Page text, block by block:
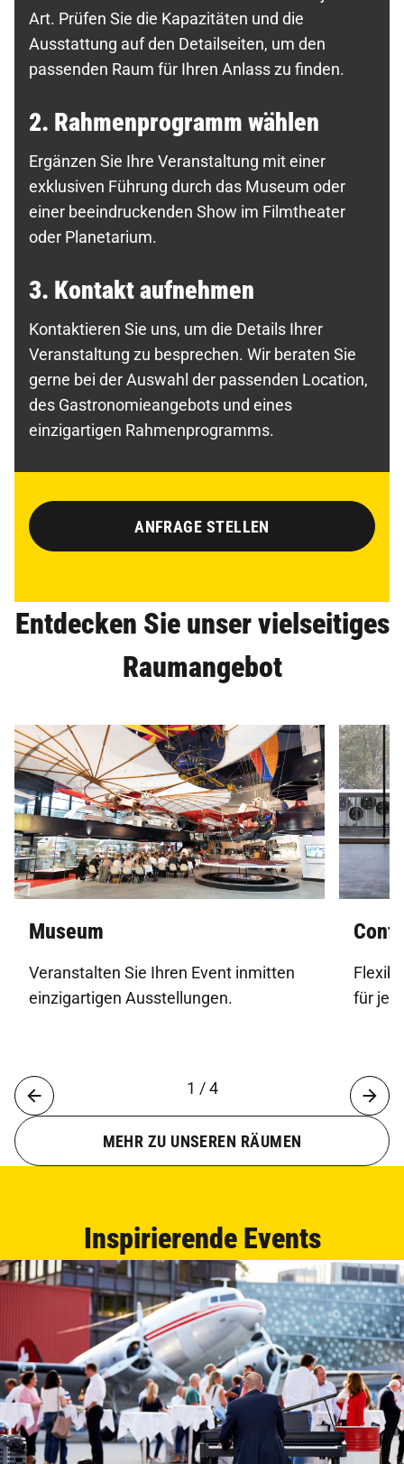
ANFRAGE STELLEN
Art. Prüfen Sie die Kapazitäten und die
Ausstattung auf den Detailseiten, um den
passenden Raum für Ihren Anlass zu finden.
2. Rahmenprogramm wählen
Ergänzen Sie Ihre Veranstaltung mit einer
exklusiven Führung durch das Museum oder
einer beeindruckenden Show im Filmtheater
oder Planetarium.
3. Kontakt aufnehmen
Kontaktieren Sie uns, um die Details Ihrer
Veranstaltung zu besprechen. Wir beraten Sie
gerne bei der Auswahl der passenden Location,
des Gastronomieangebots und eines
einzigartigen Rahmenprogramms.
Entdecken Sie unser vielseitiges
Raumangebot
Museum
Veranstalten Sie Ihren Event inmitten
einzigartigen Ausstellungen.
für
1 / 4
MEHR ZU UNSEREN RÄUMEN
Inspirierende Events